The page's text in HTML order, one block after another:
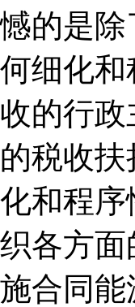
的是
细化
的行
税收
和程
各方
合同